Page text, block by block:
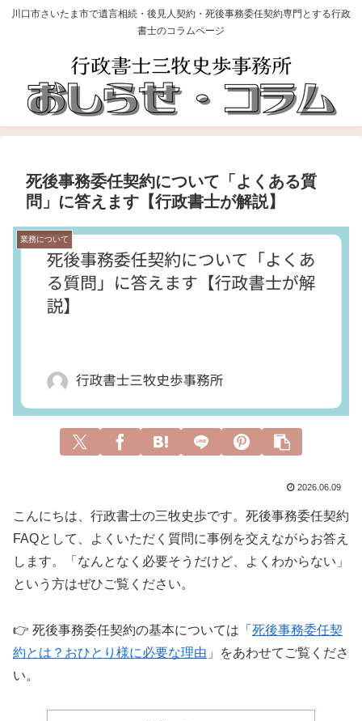
川口市さいたま市で遺言相続・後見人契約・死後事務委任契約専門とする行政
書士のコラムページ
死後事務委任契約について「よくある質
問」に答えます【行政書士が解説】
業務について
2026.06.09
こんにちは、行政書士の三牧史歩です。死後事務委任契約
FAQとして、よくいただく質問に事例を交えながらお答え
します。「なんとなく必要そうだけど、よくわからない」
という方はぜひご覧ください。
👉 死後事務委任契約の基本については「 死後事務委任契
約とは？おひとり様に必要な理由 」をあわせてご覧くださ
い。